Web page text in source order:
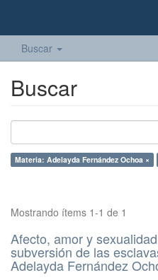
Buscar
Buscar
Materia: Adelayda Fernández Ochoa ×
Mostrando ítems 1-1 de 1
Afecto, amor y
subversión de las
Adelayda Fernández